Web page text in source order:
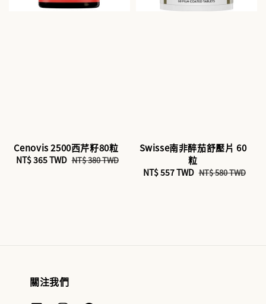
Cenovis 2500西芹籽80粒
Sale
NT$ 365 TWD Regular
NT$ 380 TWD
Swisse南非醉茄舒壓片 60
粒
Sale
NT$ 557 TWD Regular
NT$ 580 TWD
關注我們